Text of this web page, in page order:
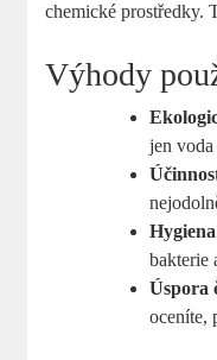
chemické prostředky.
Výhody
jen
bakterie
Úspora
oceníte,